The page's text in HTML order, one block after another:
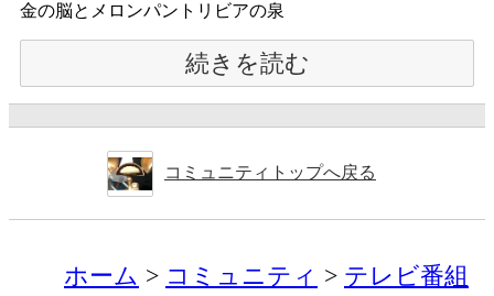
金の脳とメロンパントリビアの泉
続きを読む
コミュニティトップへ戻る
ホーム コミュニティ
テレビ番組